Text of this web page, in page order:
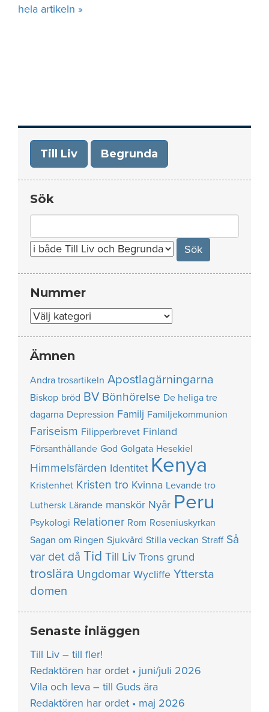
hela artikeln »
Till Liv Begrunda
Sök
for:
Nummer
Nummer
Ämnen
Andra trosartikeln Apostlagärningarna
Biskop bröd BV Bönhörelse De heliga tre
dagarna Depression Familj Familjekommunion
Fariseism Filipperbrevet Finland
Försanthållande God Golgata Hesekiel
Himmelsfärden Identitet Kenya
Kristenhet Kristen tro Kvinna Levande tro
Luthersk Lärande manskör Nyår Peru
Psykologi Relationer Rom Roseniuskyrkan
Sagan om Ringen Sjukvård Stilla veckan Straff Så
var det då Tid Till Liv Trons grund
troslära Ungdomar Wycliffe Yttersta
domen
Senaste inläggen
Till Liv – till fler!
Redaktören har ordet • juni/juli 2026
Vila och leva – till Guds ära
Redaktören har ordet • maj 2026